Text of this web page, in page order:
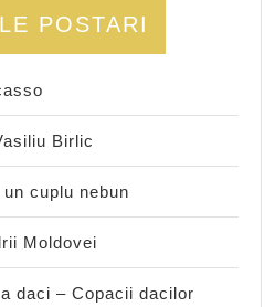
POSTARI
Birlic
cuplu nebun
Moldovei
daci – Copacii dacilor